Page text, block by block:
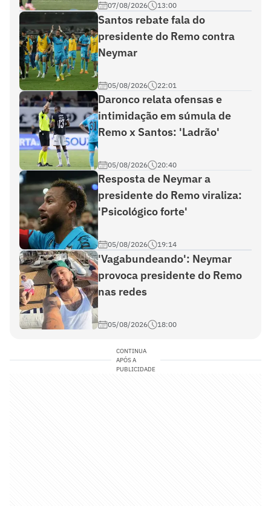
07/08/2026 13:00
Santos rebate fala do
presidente do Remo contra
Neymar
05/08/2026 22:01
Daronco relata ofensas e
intimidação em súmula de
Remo x Santos: 'Ladrão'
05/08/2026 20:40
Resposta de Neymar a
presidente do Remo viraliza:
'Psicológico forte'
05/08/2026 19:14
'Vagabundeando': Neymar
provoca presidente do Remo
nas redes
05/08/2026 18:00
CONTINUA
APÓS A
PUBLICIDADE